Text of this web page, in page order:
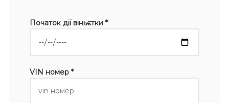
Початок дії віньєтки *
VIN номер *